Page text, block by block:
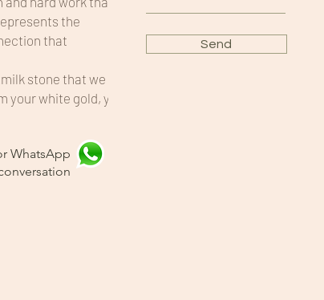
the
that
stone that we
your white gold, your
WhatsApp
Send